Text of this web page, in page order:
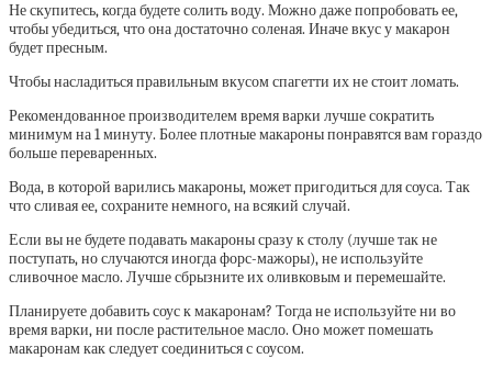
Не скупитесь, когда будете солить воду. Можно даже попробовать ее,
чтобы убедиться, что она достаточно соленая. Иначе вкус у макарон
будет пресным.
Чтобы насладиться правильным вкусом спагетти их не стоит ломать.
Рекомендованное производителем время варки лучше сократить
минимум на 1 минуту. Более плотные макароны понравятся вам гораздо
больше переваренных.
Вода, в которой варились макароны, может пригодиться для соуса. Так
что сливая ее, сохраните немного, на всякий случай.
Если вы не будете подавать макароны сразу к столу (лучше так не
поступать, но случаются иногда форс-мажоры), не используйте
сливочное масло. Лучше сбрызните их оливковым и перемешайте.
Планируете добавить соус к макаронам? Тогда не используйте ни во
время варки, ни после растительное масло. Оно может помешать
макаронам как следует соединиться с соусом.